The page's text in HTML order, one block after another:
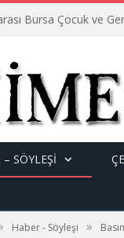
Bursa Çocuk ve
– SÖYLEŞI
Haber - Söyleşi »